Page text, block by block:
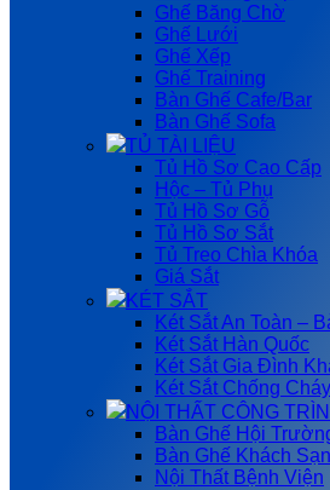
Ghế Băng Chờ
Ghế Lưới
Ghế Xếp
Ghế Training
Bàn Ghế Cafe/Bar
Bàn Ghế Sofa
TỦ TÀI LIỆU
Tủ Hồ Sơ Cao Cấp
Hộc – Tủ Phụ
Tủ Hồ Sơ Gỗ
Tủ Hồ Sơ Sắt
Tủ Treo Chìa Khóa
Giá Sắt
KÉT SẮT
Két Sắt An Toàn –
Két Sắt Hàn Quốc
Két Sắt Gia Đình
Két Sắt Chống Cháy
NỘI THẤT CÔNG
Bàn Ghế Hội
Bàn Ghế Khách Sạn
Nội Thất Bệnh Viện